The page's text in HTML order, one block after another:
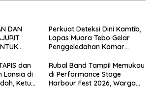
DAN
HUDA
Perkuat Deteksi Dini Kamtib,
Lapas Muara Tebo Gelar
Penggeledahan Kamar
dan
Lansia di
Ketua
Rubal Band Tampil Memukau
di Performance Stage
Harbour Fest 2026, Warga